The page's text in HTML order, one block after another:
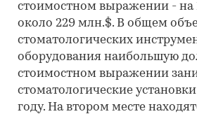
стоимостном выражении - на
около 229 млн.$. В общем
стоматологических
оборудования наибольшую
стоимостном выражении
стоматологические
году. На втором месте